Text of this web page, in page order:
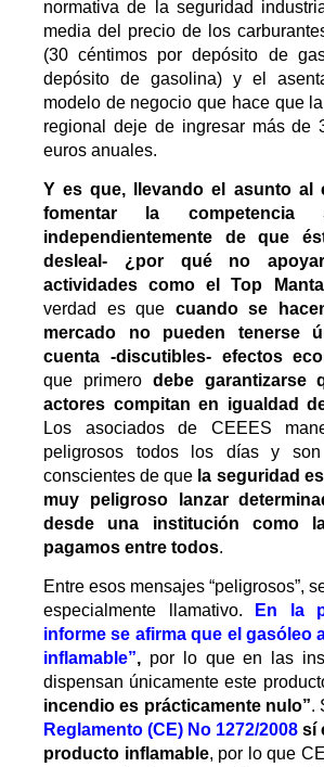
normativa de la seguridad
media del precio de los
(30 céntimos por depósito de
depósito de gasolina) y el
modelo de negocio que hace que
regional deje de ingresar más de
euros anuales.
Y es que, llevando el asunto al
fomentar la
independientemente de que
desleal- ¿por qué no apoyar
actividades como el Top
verdad es que cuando se
mercado no pueden tenerse
cuenta -discutibles- efectos
que primero debe garantizarse
actores compitan en igualdad
Los asociados de CEEES
peligrosos todos los días y son
conscientes de que la seguridad
muy peligroso lanzar
desde una institución como
pagamos entre todos.
Entre esos mensajes “peligrosos”,
especialmente llamativo.
En la
informe se afirma que el gasóleo
inflamable”, por lo que en las
dispensan únicamente este
incendio es prácticamente nulo”.
Reglamento (CE) No 1272/2008 sí
producto inflamable, por lo que